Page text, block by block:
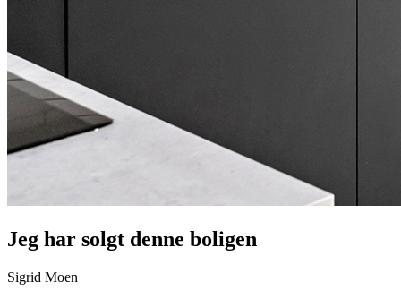
Jeg har solgt denne boligen
Sigrid Moen